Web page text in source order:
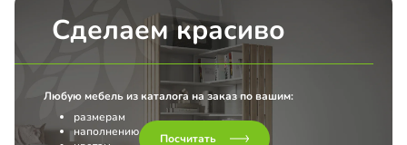
Сделаем красиво
Любую мебель из каталога на заказ по вашим:
размерам
наполнению
Посчитать